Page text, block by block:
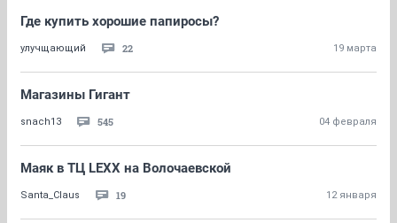
Где купить хорошие папиросы?
улучщающий 22 19 марта
Магазины Гигант
snach13 545 04 февраля
Маяк в ТЦ LEXX на Волочаевской
Santa_Claus 19 12 января